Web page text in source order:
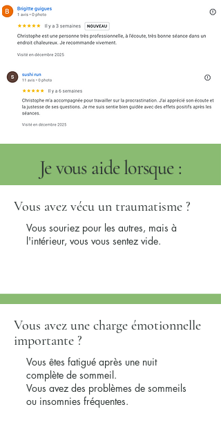
Je vous aide lorsque :
Vous avez vécu un traumatisme ?
Vous souriez pour les autres, mais à
l'intérieur, vous vous sentez vide.
Vous avez une charge émotionnelle
importante ?
Vous êtes fatigué après une nuit
complète de sommeil.
Vous avez des problèmes de sommeils
ou insomnies fréquentes.